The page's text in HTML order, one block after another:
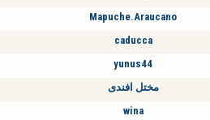
Mapuche.Araucano
caducca
yunus44
مختل افندى
wina